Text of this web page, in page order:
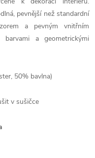
pevnější než standardní
a pevným vnitřním
a geometrickými
50% bavlna)
v sušičce